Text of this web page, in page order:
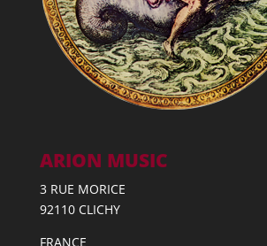
ARION MUSIC
3 RUE MORICE
92110 CLICHY
FRANCE